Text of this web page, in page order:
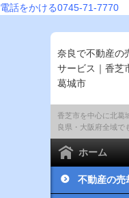
電話をかける0745-71-7770
奈良で不動産の
サービス｜香芝
葛城市
香芝市を中心に北葛
良県・大阪府全域で
ホーム
不動産の売